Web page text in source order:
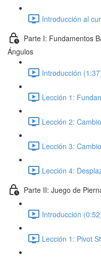
Introducción al
Parte I: Fundamentos
Ángulos
Introducción
Lección 1:
Lección 2:
Lección 3:
Lección 4:
Parte II: Juego de
Introducción
Lección 1: Pivot